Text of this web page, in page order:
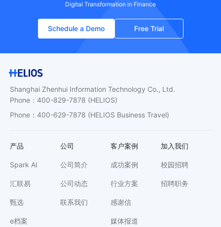
Digital Transformation in Finance
Schedule a Demo Free Trial
Shanghai Zhenhui Information Technology Co., Ltd.
Phone ： 400-829-7878 (HELIOS)
Phone ： 400-629-7878 (HELIOS Business Travel)
产品
Spark AI
汇联易
甄选
e档案
公司
公司简介
公司动态
联系我们
客户案例
成功案例
行业方案
感谢信
媒体报道
加入我们
校园招聘
招聘职务